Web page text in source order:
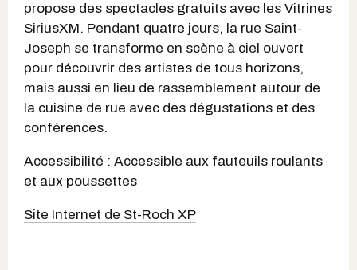
propose des spectacles gratuits avec les Vitrines
SiriusXM. Pendant quatre jours, la rue Saint-
Joseph se transforme en scène à ciel ouvert
pour découvrir des artistes de tous horizons,
mais aussi en lieu de rassemblement autour de
la cuisine de rue avec des dégustations et des
conférences.
Accessibilité : Accessible aux fauteuils roulants
et aux poussettes
Site Internet de St-Roch XP